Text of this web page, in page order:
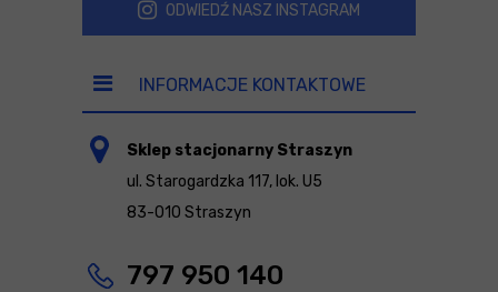
ODWIEDŹ NASZ INSTAGRAM
INFORMACJE KONTAKTOWE
Sklep stacjonarny Straszyn
ul. Starogardzka 117, lok. U5
83-010 Straszyn
797 950 140